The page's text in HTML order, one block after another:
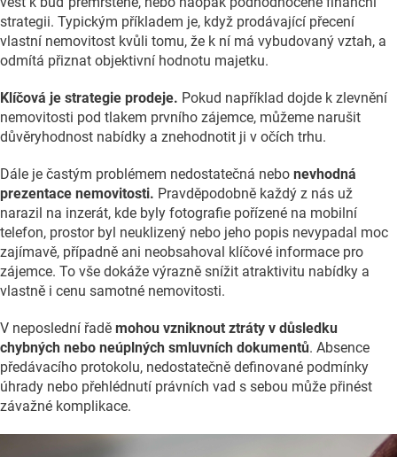
strategii. Typickým příkladem je, když prodávající přecení
vlastní nemovitost kvůli tomu, že k ní má vybudovaný vztah, a
odmítá přiznat objektivní hodnotu majetku.
Klíčová je strategie prodeje. Pokud například dojde k zlevnění
nemovitosti pod tlakem prvního zájemce, můžeme narušit
důvěryhodnost nabídky a znehodnotit ji v očích trhu.
Dále je častým problémem nedostatečná nebo nevhodná
prezentace nemovitosti. Pravděpodobně každý z nás už
narazil na inzerát, kde byly fotografie pořízené na mobilní
telefon, prostor byl neuklizený nebo jeho popis nevypadal moc
zajímavě, případně ani neobsahoval klíčové informace pro
zájemce. To vše dokáže výrazně snížit atraktivitu nabídky a
vlastně i cenu samotné nemovitosti.
V neposlední řadě mohou vzniknout ztráty v důsledku
chybných nebo neúplných smluvních dokumentů. Absence
předávacího protokolu, nedostatečně definované podmínky
úhrady nebo přehlédnutí právních vad s sebou může přinést
závažné komplikace.